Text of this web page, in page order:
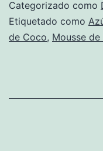
Categorizado como
Etiquetado como
de Coco, Mousse